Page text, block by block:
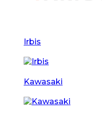
Irbis
Kawasaki